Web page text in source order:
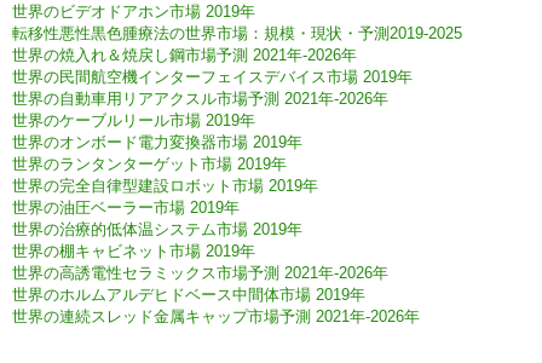
世界のビデオドアホン市場 2019年
転移性悪性黒色腫療法の世界市場：規模・現状・予測2019-2025
世界の焼入れ＆焼戻し鋼市場予測 2021年-2026年
世界の民間航空機インターフェイスデバイス市場 2019年
世界の自動車用リアアクスル市場予測 2021年-2026年
世界のケーブルリール市場 2019年
世界のオンボード電力変換器市場 2019年
世界のランタンターゲット市場 2019年
世界の完全自律型建設ロボット市場 2019年
世界の油圧ベーラー市場 2019年
世界の治療的低体温システム市場 2019年
世界の棚キャビネット市場 2019年
世界の高誘電性セラミックス市場予測 2021年-2026年
世界のホルムアルデヒドベース中間体市場 2019年
世界の連続スレッド金属キャップ市場予測 2021年-2026年